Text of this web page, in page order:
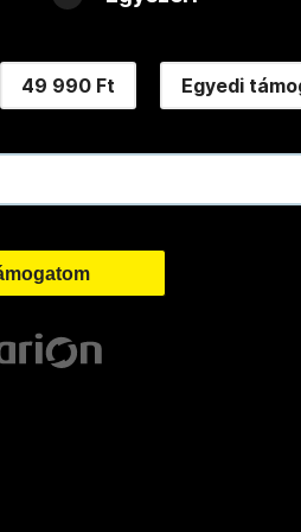
49 990 Ft Egyedi